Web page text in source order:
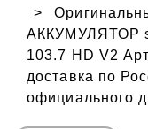
АККУМУЛЯТОР
103.7 HD V2
доставка по
официального